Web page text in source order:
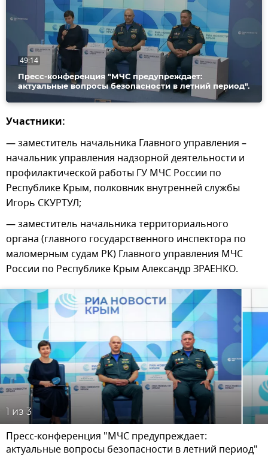
Воспроизвести
Пресс-конференция "МЧС предупреждает:
актуальные вопросы безопасности в летний период".
49:14
Участники:
— заместитель начальника Главного управления –
начальник управления надзорной деятельности и
профилактической работы ГУ МЧС России по
Республике Крым, полковник внутренней службы
Игорь СКУРТУЛ;
— заместитель начальника территориального
органа (главного государственного инспектора по
маломерным судам РК) Главного управления МЧС
России по Республике Крым Александр ЗРАЕНКО.
1 из 3
Пресс-конференция "МЧС предупреждает:
актуальные вопросы безопасности в летний период"